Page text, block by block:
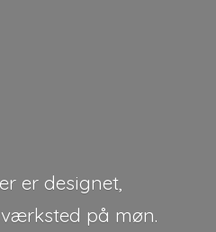
er designet,
på møn.